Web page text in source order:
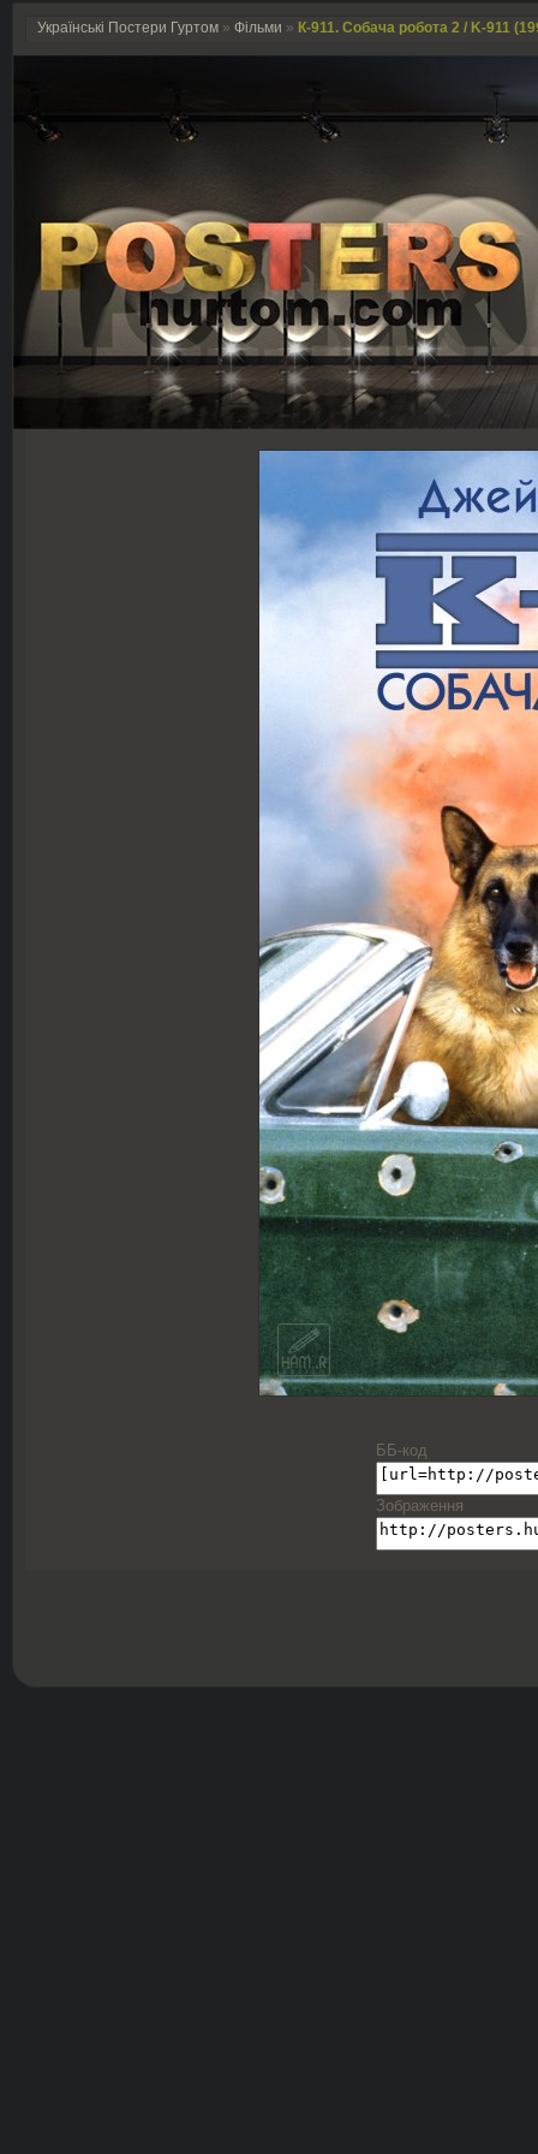
Українські Постери Гуртом » Фільми » К-911. Собача робота 2 / K-911
ББ-код
Зображення